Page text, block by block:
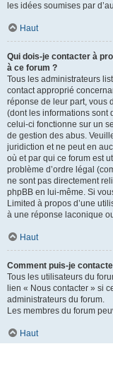
les idées soumises par
Haut
Qui dois-je contacter à
à ce forum ?
Tous les administrateurs
contact approprié
réponse de leur part, vous
(dont les informations sont
celui-ci fonctionne sur un
de gestion des abus.
juridiction et ne peut en
où et par qui ce forum est
problème d’ordre légal
ne sont pas directement
phpBB en lui-même. Si
Limited à propos d’une
à une réponse laconique
Haut
Comment puis-je
Tous les utilisateurs du
lien « Nous contacter » si
administrateurs du forum.
Les membres du forum
Haut